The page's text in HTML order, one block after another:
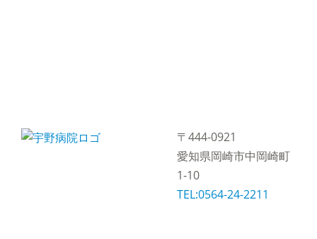
〒444-0921
愛知県岡崎市中岡崎町
1-10
TEL:0564-24-2211